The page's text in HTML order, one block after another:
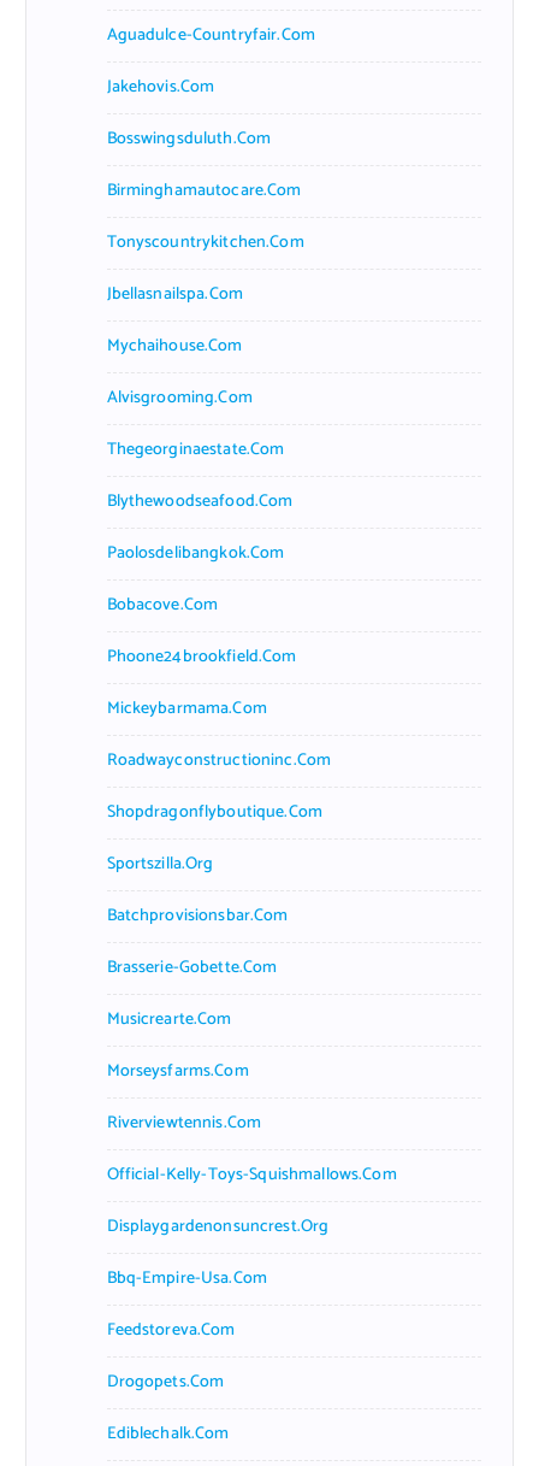
Aguadulce-Countryfair.com
Jakehovis.com
Bosswingsduluth.com
Birminghamautocare.com
Tonyscountrykitchen.com
Jbellasnailspa.com
Mychaihouse.com
Alvisgrooming.com
Thegeorginaestate.com
Blythewoodseafood.com
Paolosdelibangkok.com
Bobacove.com
Phoone24brookfield.com
Mickeybarmama.com
Roadwayconstructioninc.com
Shopdragonflyboutique.com
Sportszilla.org
Batchprovisionsbar.com
Brasserie-Gobette.com
Musicrearte.com
Morseysfarms.com
Riverviewtennis.com
Official-Kelly-Toys-Squishmallows.com
Displaygardenonsuncrest.org
Bbq-Empire-Usa.com
Feedstoreva.com
Drogopets.com
Ediblechalk.com